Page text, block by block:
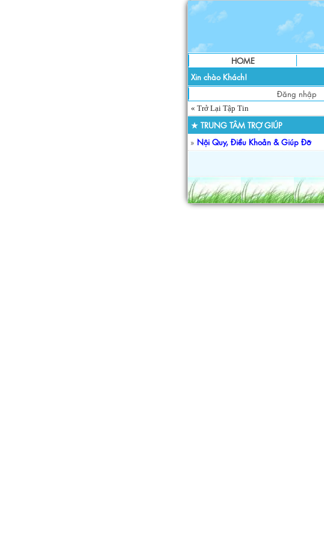
HOME
Xin chào Khách!
Đăng nhập
« Trở Lại Tập Tin
★ TRUNG TÂM TRỢ GIÚP
» Nội Quy, Điều Khoản & Giúp Đỡ